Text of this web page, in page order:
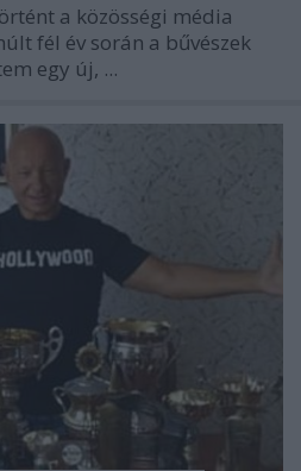
a közösségi média
fél év során a bűvészek
egy új, ...